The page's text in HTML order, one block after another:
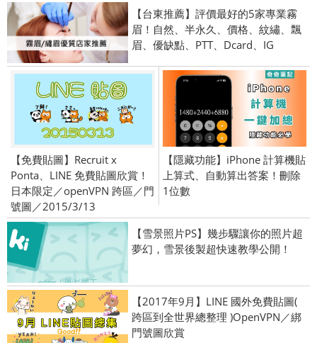
【台東推薦】評價最好的5家專業霧
眉！自然、半永久、價格、紋繡、飄
眉、優缺點、PTT、Dcard、IG
【免費貼圖】Recruit x
Ponta、LINE 免費貼圖欣賞！
日本限定／openVPN 跨區／門
號圖／2015/3/13
【隱藏功能】iPhone 計算機貼
上算式、自動算出答案！刪除
1位數
【雪景照片PS】幾步驟讓你的照片超
夢幻，雪景後製超快速教學公開！
【2017年9月】LINE 國外免費貼圖(
跨區到全世界總整理 )OpenVPN／綁
門號圖欣賞